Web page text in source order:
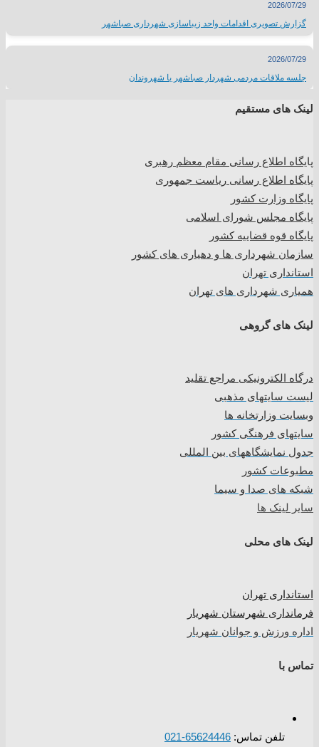
2026/07/29
گزارش تصویری اقدامات واحد زیباسازی شهرداری صباشهر
2026/07/29
جلسه ملاقات مردمی شهردار صباشهر با شهروندان
لینک های مستقیم
پایگاه اطلاع رسانی مقام معظم رهبری
پایگاه اطلاع رسانی ریاست جمهوری
پایگاه وزارت کشور
پایگاه مجلس شورای اسلامی
پایگاه قوه قضاییه کشور
سازمان شهرداری ها و دهیاری های کشور
استانداری تهران
همیاری شهرداری های تهران
لینک های گروهی
درگاه الکترونیکی مراجع تقلید
لیست سایتهای مذهبی
وبسایت وزارتخانه ها
سایتهای فرهنگی کشور
جدول نمایشگاههای بین المللی
مطبوعات کشور
شبکه های صدا و سیما
سایر لینک ها
لینک های محلی
استانداری تهران
فرمانداری شهرستان شهریار
اداره ورزش و جوانان شهریار
تماس با
تلفن تماس: 65624446-021